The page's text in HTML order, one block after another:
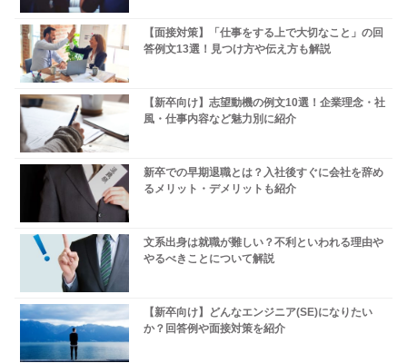
【面接対策】「仕事をする上で大切なこと」の回
答例文13選！見つけ方や伝え方も解説
【新卒向け】志望動機の例文10選！企業理念・社
風・仕事内容など魅力別に紹介
新卒での早期退職とは？入社後すぐに会社を辞め
るメリット・デメリットも紹介
文系出身は就職が難しい？不利といわれる理由や
やるべきことについて解説
【新卒向け】どんなエンジニア(SE)になりたい
か？回答例や面接対策を紹介